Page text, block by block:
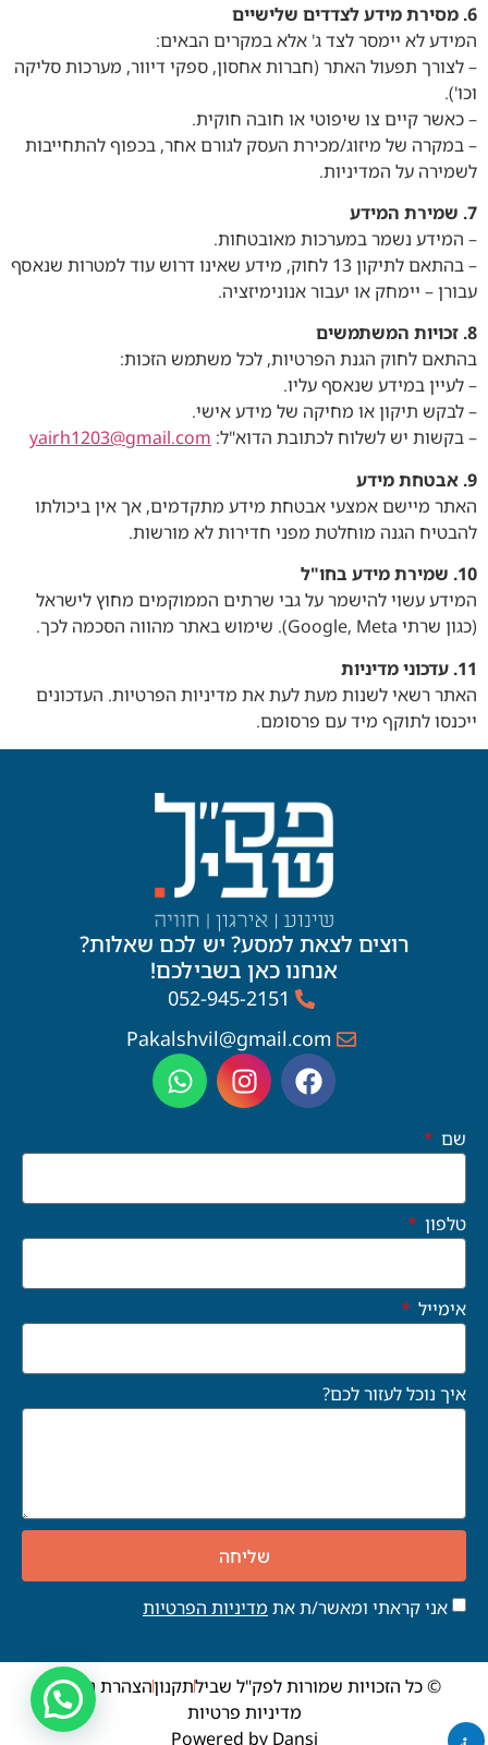
6. מסירת מידע לצדדים שלישיים
המידע לא יימסר לצד ג' אלא במקרים הבאים:
– לצורך תפעול האתר (חברות אחסון, ספקי דיוור, מערכות סליקה
וכו').
– כאשר קיים צו שיפוטי או חובה חוקית.
– במקרה של מיזוג/מכירת העסק לגורם אחר, בכפוף להתחייבות
לשמירה על המדיניות.
7. שמירת המידע
– המידע נשמר במערכות מאובטחות.
– בהתאם לתיקון 13 לחוק, מידע שאינו דרוש עוד למטרות שנאסף
עבורן – יימחק או יעבור אנונימיזציה.
8. זכויות המשתמשים
בהתאם לחוק הגנת הפרטיות, לכל משתמש הזכות:
– לעיין במידע שנאסף עליו.
– לבקש תיקון או מחיקה של מידע אישי.
– בקשות יש לשלוח לכתובת הדוא"ל: yairh1203@gmail.com
9. אבטחת מידע
האתר מיישם אמצעי אבטחת מידע מתקדמים, אך אין ביכולתו
להבטיח הגנה מוחלטת מפני חדירות לא מורשות.
10. שמירת מידע בחו"ל
המידע עשוי להישמר על גבי שרתים הממוקמים מחוץ לישראל
(כגון שרתי Google, Meta). שימוש באתר מהווה הסכמה לכך.
11. עדכוני מדיניות
האתר רשאי לשנות מעת לעת את מדיניות הפרטיות. העדכונים
ייכנסו לתוקף מיד עם פרסומם.
רוצים לצאת למסע? יש לכם שאלות?
אנחנו כאן בשבילכם!
052-945-2151
Pakalshvil@gmail.com
שם
טלפון
אימייל
איך נוכל לעזור לכם?
אני קראתי ומאשר/ת את מדיניות הפרטיות
שליחה
© כל הזכויות שמורות לפק"ל שבילתקנוןהצהרת נגישות
מדיניות פרטיות
Powered by Dansi